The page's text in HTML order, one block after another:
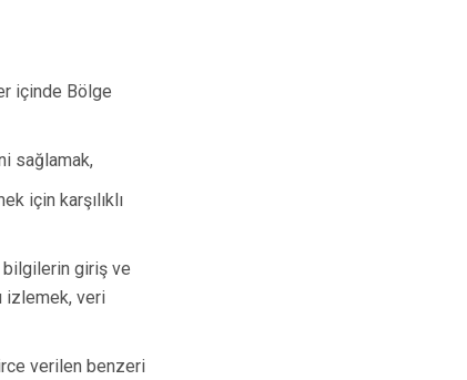
içinde Bölge
sağlamak,
için karşılıklı
bilgilerin giriş ve
izlemek, veri
verilen benzeri